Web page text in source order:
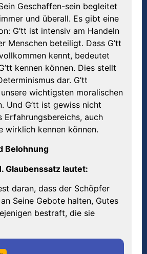
Geschaffen-sein begleitet
und überall. Es gibt eine
G’tt ist intensiv am Handeln
Menschen beteiligt. Dass G’tt
kennt, bedeutet
kennen können. Dies stellt
dar. G’tt
wichtigsten moralischen
Und G’tt ist gewiss nicht
Erfahrungsbereichs, auch
wirklich kennen können.
Belohnung
Glaubenssatz lautet:
daran, dass der Schöpfer
Seine Gebote halten, Gutes
bestraft, die sie